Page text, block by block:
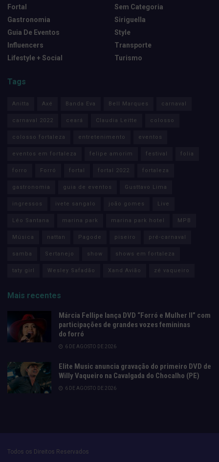
Fortal
Gastronomia
Guia De Eventos
Influencers
Lifestyle + Social
Sem Categoria
Siriguella
Style
Transporte
Turismo
Tags
Anitta Axé Banda Eva Bell Marques carnaval
carnaval 2022 ceará Claudia Leitte colosso
colosso fortaleza entretenimento eventos
eventos em fortaleza felipe amorim festival folia
forro Forró fortal fortal 2022 fortaleza
gastronomia guia de eventos Gusttavo Lima
ingressos ivete sangalo joão gomes Live
Léo Santana marina park marina park hotel MPB
Música nattan Pagode piseiro pré-carnaval
samba Sertanejo show shows em fortaleza
taty girl Wesley Safadão Xand Avião zé vaqueiro
Mais recentes
Márcia Fellipe lança DVD “Forró e Mulher II” com
participações de grandes vozes femininas
do forró
6 DE AGOSTO DE 2026
Elite Music anuncia gravação do primeiro DVD de
Willy Vaqueiro na Cavalgada do Chocalho (PE)
6 DE AGOSTO DE 2026
Todos os Direitos Reservados